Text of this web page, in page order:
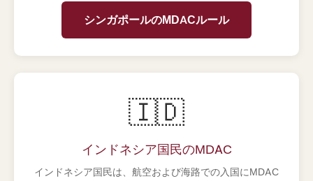
シンガポールのMDACルール
🇮🇩
インドネシア国民のMDAC
インドネシア国民は、航空および海路での入国にMDAC